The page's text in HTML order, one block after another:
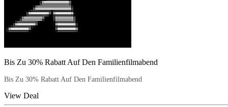
Bis Zu 30% Rabatt Auf Den Familienfilmabend
Bis Zu 30% Rabatt Auf Den Familienfilmabend
View Deal